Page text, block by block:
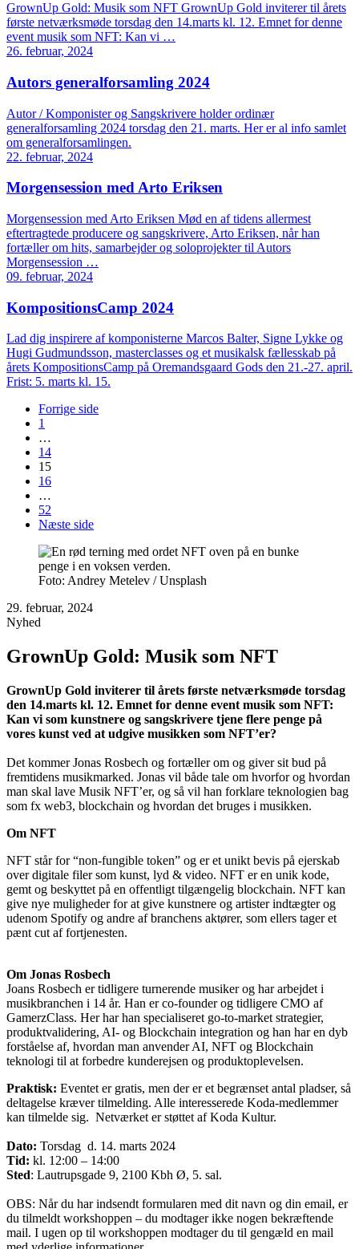
GrownUp Gold: Musik som NFT GrownUp Gold inviterer til årets
første netværksmøde torsdag den 14.marts kl. 12. Emnet for denne
event musik som NFT: Kan vi …
26. februar, 2024
Autors generalforsamling 2024
Autor / Komponister og Sangskrivere holder ordinær
generalforsamling 2024 torsdag den 21. marts. Her er al info samlet
om generalforsamlingen.
22. februar, 2024
Morgensession med Arto Eriksen
Morgensession med Arto Eriksen Mød en af tidens allermest
eftertragtede producere og sangskrivere, Arto Eriksen, når han
fortæller om hits, samarbejder og soloprojekter til Autors
Morgensession …
09. februar, 2024
KompositionsCamp 2024
Lad dig inspirere af komponisterne Marcos Balter, Signe Lykke og
Hugi Gudmundsson, masterclasses og et musikalsk fællesskab på
årets KompositionsCamp på Oremandsgaard Gods den 21.-27. april.
Frist: 5. marts kl. 15.
Forrige side
1
…
14
15
16
…
52
Næste side
Foto: Andrey Metelev / Unsplash
29. februar, 2024
Nyhed
GrownUp Gold: Musik som NFT
GrownUp Gold inviterer til årets første netværksmøde torsdag
den 14.marts kl. 12. Emnet for denne event musik som NFT:
Kan vi som kunstnere og sangskrivere tjene flere penge på
vores kunst ved at udgive musikken som NFT’er?
Det kommer Jonas Rosbech og fortæller om og giver sit bud på
fremtidens musikmarked. Jonas vil både tale om hvorfor og hvordan
man skal lave Musik NFT’er, og så vil han forklare teknologien bag
som fx web3, blockchain og hvordan det bruges i musikken.
Om NFT
NFT står for “non-fungible token” og er et unikt bevis på ejerskab
over digitale filer som kunst, lyd & video. NFT er en unik kode,
gemt og beskyttet på en offentligt tilgængelig blockchain. NFT kan
give nye muligheder for at give kunstnere og artister indtægter og
udenom Spotify og andre af branchens aktører, som ellers tager et
pænt cut af fortjenesten.
Om Jonas Rosbech
Joans Rosbech er tidligere turnerende musiker og har arbejdet i
musikbranchen i 14 år. Han er co-founder og tidligere CMO af
GamerzClass. Her har han specialiseret go-to-market strategier,
produktvalidering, AI- og Blockchain integration og han har en dyb
forståelse af, hvordan man anvender AI, NFT og Blockchain
teknologi til at forbedre kunderejsen og produktoplevelsen.
Praktisk: Eventet er gratis, men der er et begrænset antal pladser, så
deltagelse kræver tilmelding. Alle interesserede Koda-medlemmer
kan tilmelde sig. Netværket er støttet af Koda Kultur.
Dato: Torsdag d. 14. marts 2024
Tid: kl. 12:00 – 14:00
Sted: Lautrupsgade 9, 2100 Kbh Ø, 5. sal.
OBS: Når du har indsendt formularen med dit navn og din email, er
du tilmeldt workshoppen – du modtager ikke nogen bekræftende
mail. I ugen op til workshoppen modtager du til gengæld en mail